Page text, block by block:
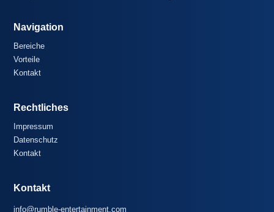
Navigation
Bereiche
Vorteile
Kontakt
Rechtliches
Impressum
Datenschutz
Kontakt
Kontakt
info@rumble-entertainment.com